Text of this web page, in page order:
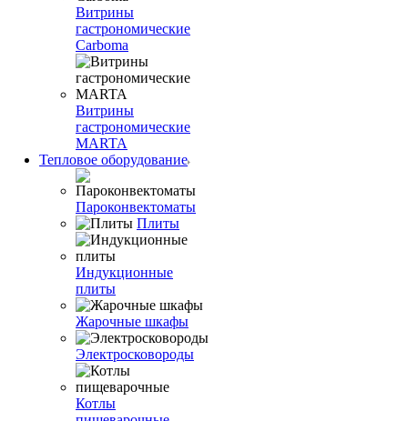
Витрины
гастрономические
Carboma
Витрины
гастрономические
MARTA
Тепловое оборудование
Пароконвектоматы
Плиты
Индукционные
плиты
Жарочные шкафы
Электросковороды
Котлы